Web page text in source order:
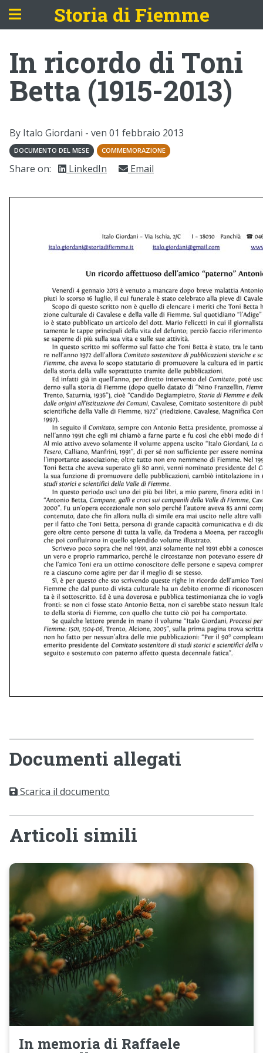
Storia di Fiemme
In ricordo di Toni
Betta (1915-2013)
By Italo Giordani - ven 01 febbraio 2013
DOCUMENTO DEL MESE COMMEMORAZIONE
Share on: LinkedIn Email
Documenti allegati
Scarica il documento
Articoli simili
In memoria di Raffaele